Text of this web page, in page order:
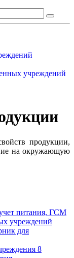
учреждений
продукции,
на окружающую
питания, ГСМ
учреждений
для
8